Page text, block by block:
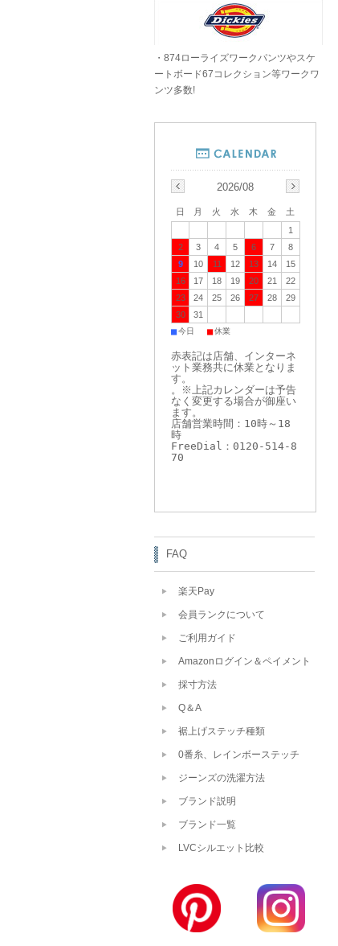
・874ローライズワークパンツやスケ
ートボード67コレクション等ワークワ
ンツ多数!
2026/08
日 月 火 水 木 金
土
1
2
3 4 5 6 7
8
9
10 11 12 13 14
15
16
17 18 19 20 21
22
23
24 25 26 27 28
29
30
31
■今日 ■休業
赤表記は店舗、インターネ
ット業務共に休業となりま
す。
。※上記カレンダーは予告
なく変更する場合が御座い
ます。
店舗営業時間：10時～18
時
FreeDial：0120-514-8
70
FAQ
楽天Pay
会員ランクについて
ご利用ガイド
Amazonログイン＆ペイメント
採寸方法
Q＆A
裾上げステッチ種類
0番糸、レインボーステッチ
ジーンズの洗濯方法
ブランド説明
ブランド一覧
LVCシルエット比較